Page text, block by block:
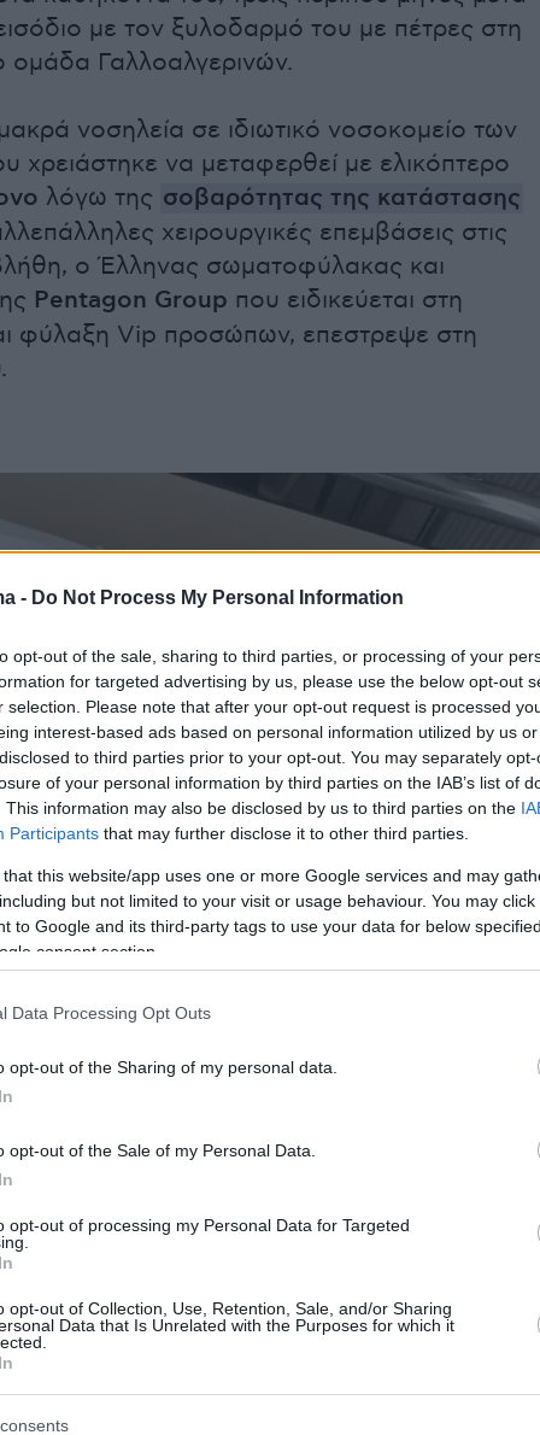
- Do Not Process My Personal Information
opt-out of the sale, sharing to third parties, or processing of your
for targeted advertising by us, please use the below opt-out
selection. Please note that after your opt-out request is processed
interest-based ads based on personal information utilized by us
to third parties prior to your opt-out. You may separately
of your personal information by third parties on the IAB’s list of
This information may also be disclosed by us to third parties on the
Participants that may further disclose it to other third parties.
this website/app uses one or more Google services and may
but not limited to your visit or usage behaviour. You may
to Google and its third-party tags to use your data for below
consent section.
Data Processing Opt Outs
opt-out of the Sharing of my personal data.
opt-out of the Sale of my Personal Data.
opt-out of processing my Personal Data for Targeted
opt-out of Collection, Use, Retention, Sale, and/or Sharing
Data that Is Unrelated with the Purposes for which it
με τον ξυλοδαρμό του με πέτρες στη
Γαλλοαλγερινών.
νοσηλεία σε ιδιωτικό νοσοκομείο των
χρειάστηκε να μεταφερθεί με ελικόπτερο
λόγω της σοβαρότητας της κατάστασης
χειρουργικές επεμβάσεις στις
ο Έλληνας σωματοφύλακας και
Pentagon Group που ειδικεύεται στη
φύλαξη Vip προσώπων, επεστρεψε στη